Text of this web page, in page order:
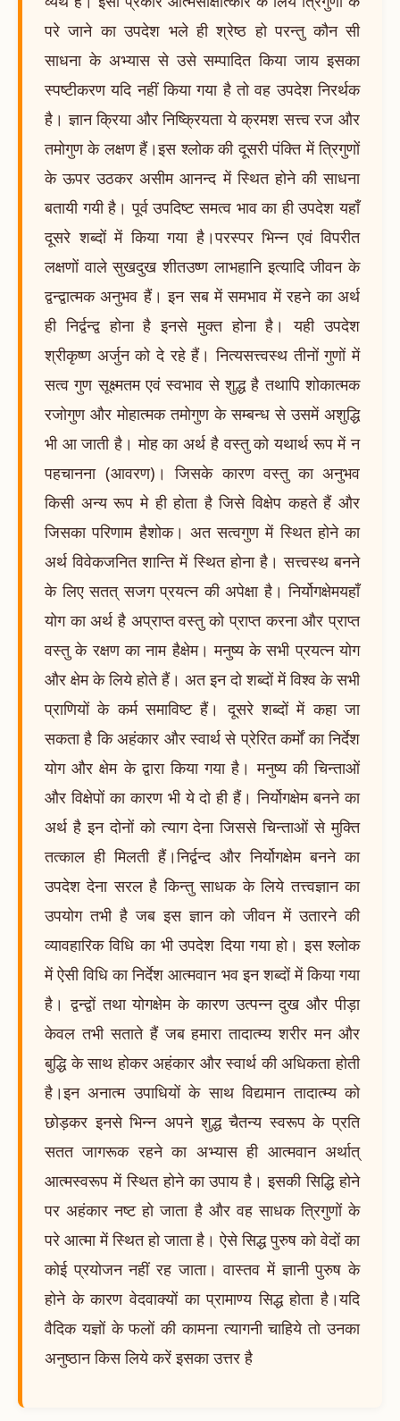
परे जाने का उपदेश भले ही श्रेष्ठ हो परन्तु कौन सी
साधना के अभ्यास से उसे सम्पादित किया जाय इसका
स्पष्टीकरण यदि नहीं किया गया है तो वह उपदेश निरर्थक
है। ज्ञान क्रिया और निष्क्रियता ये क्रमश सत्त्व रज और
तमोगुण के लक्षण हैं।इस श्लोक की दूसरी पंक्ति में त्रिगुणों
के ऊपर उठकर असीम आनन्द में स्थित होने की साधना
बतायी गयी है। पूर्व उपदिष्ट समत्व भाव का ही उपदेश यहाँ
दूसरे शब्दों में किया गया है।परस्पर भिन्न एवं विपरीत
लक्षणों वाले सुखदुख शीतउष्ण लाभहानि इत्यादि जीवन के
द्वन्द्वात्मक अनुभव हैं। इन सब में समभाव में रहने का अर्थ
ही निर्द्वन्द्व होना है इनसे मुक्त होना है। यही उपदेश
श्रीकृष्ण अर्जुन को दे रहे हैं। नित्यसत्त्वस्थ तीनों गुणों में
सत्व गुण सूक्ष्मतम एवं स्वभाव से शुद्ध है तथापि शोकात्मक
रजोगुण और मोहात्मक तमोगुण के सम्बन्ध से उसमें अशुद्धि
भी आ जाती है। मोह का अर्थ है वस्तु को यथार्थ रूप में न
पहचानना (आवरण)। जिसके कारण वस्तु का अनुभव
किसी अन्य रूप मे ही होता है जिसे विक्षेप कहते हैं और
जिसका परिणाम हैशोक। अत सत्वगुण में स्थित होने का
अर्थ विवेकजनित शान्ति में स्थित होना है। सत्त्वस्थ बनने
के लिए सतत् सजग प्रयत्न की अपेक्षा है। निर्योगक्षेमयहाँ
योग का अर्थ है अप्राप्त वस्तु को प्राप्त करना और प्राप्त
वस्तु के रक्षण का नाम हैक्षेम। मनुष्य के सभी प्रयत्न योग
और क्षेम के लिये होते हैं। अत इन दो शब्दों में विश्व के सभी
प्राणियों के कर्म समाविष्ट हैं। दूसरे शब्दों में कहा जा
सकता है कि अहंकार और स्वार्थ से प्रेरित कर्मों का निर्देश
योग और क्षेम के द्वारा किया गया है। मनुष्य की चिन्ताओं
और विक्षेपों का कारण भी ये दो ही हैं। निर्योगक्षेम बनने का
अर्थ है इन दोनों को त्याग देना जिससे चिन्ताओं से मुक्ति
तत्काल ही मिलती हैं।निर्द्वन्द और निर्योगक्षेम बनने का
उपदेश देना सरल है किन्तु साधक के लिये तत्त्वज्ञान का
उपयोग तभी है जब इस ज्ञान को जीवन में उतारने की
व्यावहारिक विधि का भी उपदेश दिया गया हो। इस श्लोक
में ऐसी विधि का निर्देश आत्मवान भव इन शब्दों में किया गया
है। द्वन्द्वों तथा योगक्षेम के कारण उत्पन्न दुख और पीड़ा
केवल तभी सताते हैं जब हमारा तादात्म्य शरीर मन और
बुद्धि के साथ होकर अहंकार और स्वार्थ की अधिकता होती
है।इन अनात्म उपाधियों के साथ विद्यमान तादात्म्य को
छोड़कर इनसे भिन्न अपने शुद्ध चैतन्य स्वरूप के प्रति
सतत जागरूक रहने का अभ्यास ही आत्मवान अर्थात्
आत्मस्वरूप में स्थित होने का उपाय है। इसकी सिद्धि होने
पर अहंकार नष्ट हो जाता है और वह साधक त्रिगुणों के
परे आत्मा में स्थित हो जाता है। ऐसे सिद्ध पुरुष को वेदों का
कोई प्रयोजन नहीं रह जाता। वास्तव में ज्ञानी पुरुष के
होने के कारण वेदवाक्यों का प्रामाण्य सिद्ध होता है।यदि
वैदिक यज्ञों के फलों की कामना त्यागनी चाहिये तो उनका
अनुष्ठान किस लिये करें इसका उत्तर है